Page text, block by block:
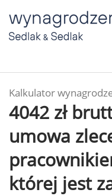
Kalkulator
4042 zł
umowa
której jest